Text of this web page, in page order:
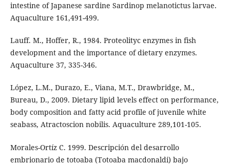
intestine of Japanese sardine Sardinop melanotictus larvae.
Aquaculture 161,491-499.
Lauff. M., Hoffer, R., 1984. Proteolityc enzymes in fish
development and the importance of dietary enzymes.
Aquaculture 37, 335-346.
López, L.M., Durazo, E., Viana, M.T., Drawbridge, M.,
Bureau, D., 2009. Dietary lipid levels effect on performance,
body composition and fatty acid profile of juvenile white
seabass, Atractoscion nobilis. Aquaculture 289,101-105.
Morales-Ortíz C. 1999. Descripción del desarrollo
embrionario de totoaba (Totoaba macdonaldi) bajo